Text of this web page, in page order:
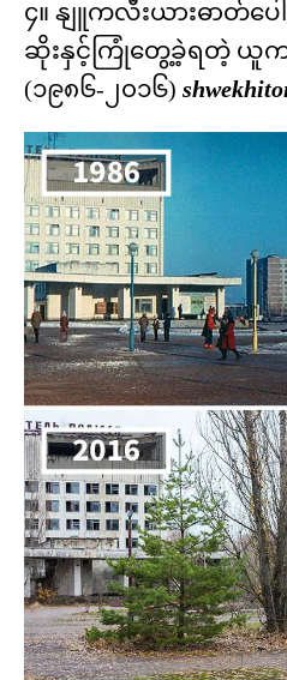
၄။ နျူကလီးယားဓာတ်ပေ
ဆိုးနှင့်ကြုံတွေ့ခဲ့ရတဲ့ ယူကရိ
(၁၉၈၆-၂၀၁၆)